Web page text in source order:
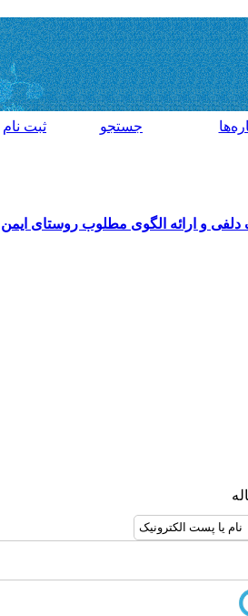
جستجو ثبت نام
دلفی و ارائه الگوی مطلوب روستای ایمن